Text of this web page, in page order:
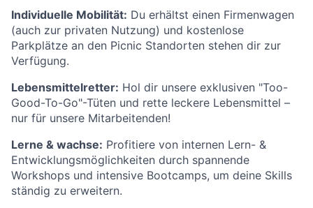
Individuelle Mobilität: Du erhältst einen Firmenwagen
(auch zur privaten Nutzung) und kostenlose
Parkplätze an den Picnic Standorten stehen dir zur
Verfügung.
Lebensmittelretter: Hol dir unsere exklusiven "Too-
Good-To-Go"-Tüten und rette leckere Lebensmittel –
nur für unsere Mitarbeitenden!
Lerne & wachse: Profitiere von internen Lern- &
Entwicklungsmöglichkeiten durch spannende
Workshops und intensive Bootcamps, um deine Skills
ständig zu erweitern.